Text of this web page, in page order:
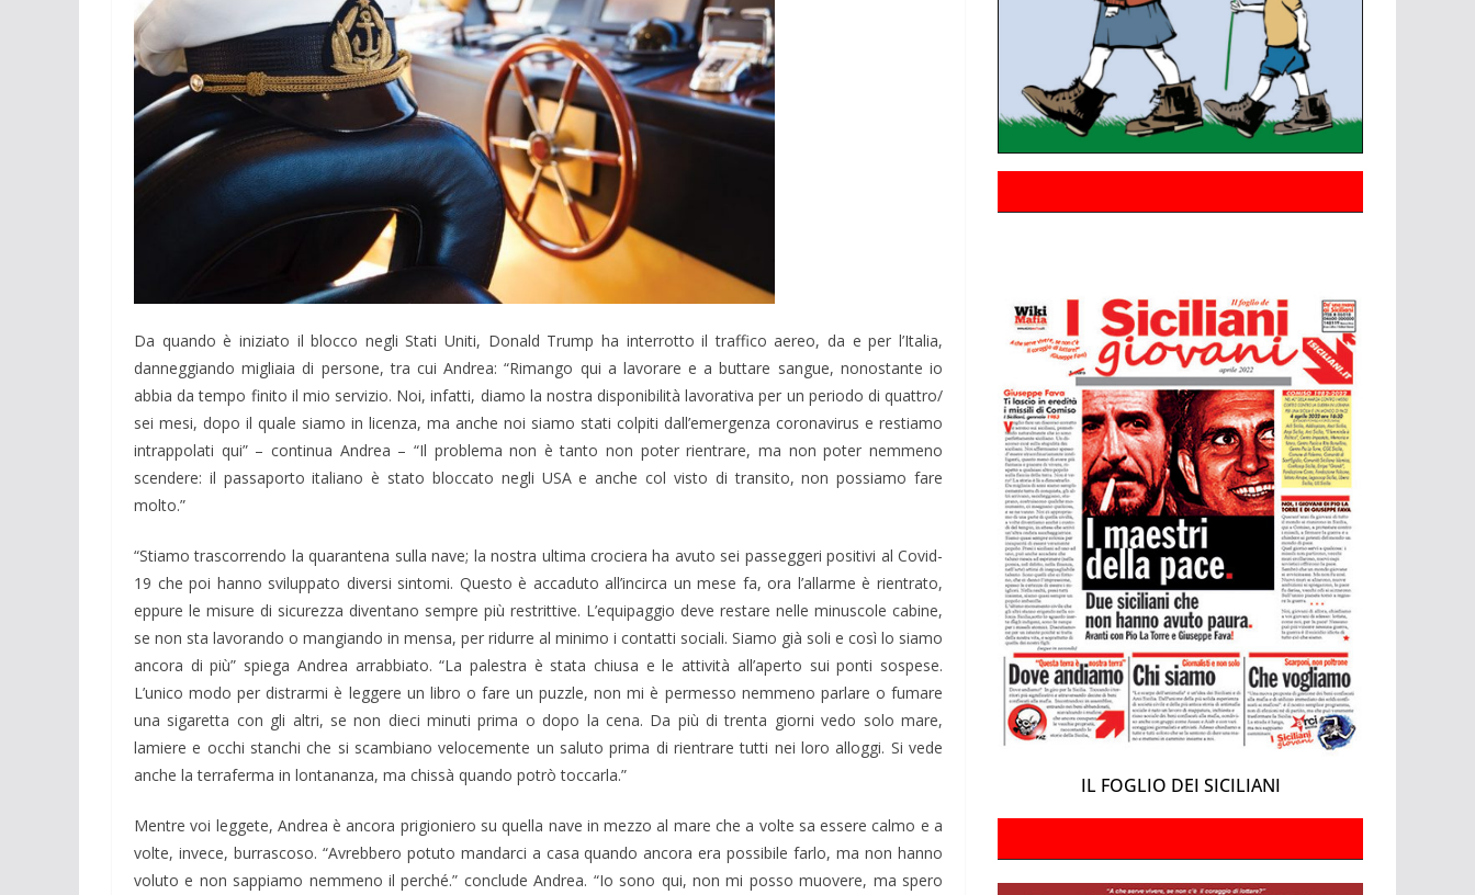
Da quando è iniziato il blocco negli Stati Uniti, Donald Trump ha interrotto il traffico aereo, da e per l’Italia,
danneggiando migliaia di persone, tra cui Andrea: “Rimango qui a lavorare e a buttare sangue, nonostante io
abbia da tempo finito il mio servizio. Noi, infatti, diamo la nostra disponibilità lavorativa per un periodo di quattro/
sei mesi, dopo il quale siamo in licenza, ma anche noi siamo stati colpiti dall’emergenza coronavirus e restiamo
intrappolati qui” – continua Andrea – “Il problema non è tanto non poter rientrare, ma non poter nemmeno
scendere: il passaporto italiano è stato bloccato negli USA e anche col visto di transito, non possiamo fare
molto.”
“Stiamo trascorrendo la quarantena sulla nave; la nostra ultima crociera ha avuto sei passeggeri positivi al Covid-
19 che poi hanno sviluppato diversi sintomi. Questo è accaduto all’incirca un mese fa, ora l’allarme è rientrato,
eppure le misure di sicurezza diventano sempre più restrittive. L’equipaggio deve restare nelle minuscole cabine,
se non sta lavorando o mangiando in mensa, per ridurre al minimo i contatti sociali. Siamo già soli e così lo siamo
ancora di più” spiega Andrea arrabbiato. “La palestra è stata chiusa e le attività all’aperto sui ponti sospese.
L’unico modo per distrarmi è leggere un libro o fare un puzzle, non mi è permesso nemmeno parlare o fumare
una sigaretta con gli altri, se non dieci minuti prima o dopo la cena. Da più di trenta giorni vedo solo mare,
lamiere e occhi stanchi che si scambiano velocemente un saluto prima di rientrare tutti nei loro alloggi. Si vede
anche la terraferma in lontananza, ma chissà quando potrò toccarla.”
Mentre voi leggete, Andrea è ancora prigioniero su quella nave in mezzo al mare che a volte sa essere calmo e a
volte, invece, burrascoso. “Avrebbero potuto mandarci a casa quando ancora era possibile farlo, ma non hanno
voluto e non sappiamo nemmeno il perché.” conclude Andrea. “Io sono qui, non mi posso muovere, ma spero
IL FOGLIO DEI SICILIANI